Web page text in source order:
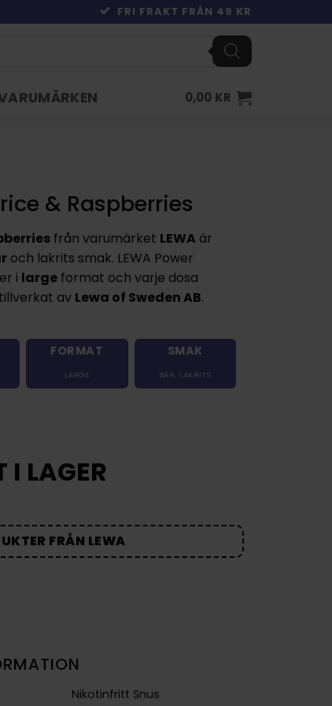
FRI FRAKT FRÅN 49 KR
0,00 KR
& Raspberries
från varumärket LEWA är
och lakrits smak. LEWA Power
i large format och varje dosa
av Lewa of Sweden AB.
FORMAT
LARGE
SMAK
BÄR, LAKRITS
I LAGER
FRÅN LEWA
Nikotinfritt Snus